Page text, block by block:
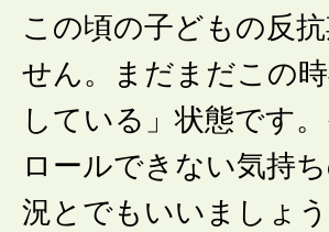
この頃の子どもの反
せん。まだまだこの
している」状態です
ロールできない気持
況とでもいいましょ